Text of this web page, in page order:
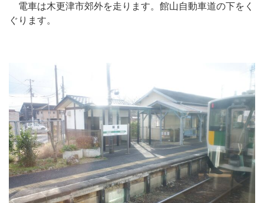
電車は木更津市郊外を走ります。館山自動車道の下をく
ぐります。